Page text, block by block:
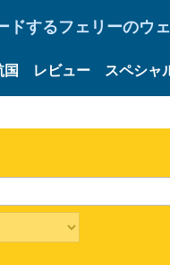
ドするフェリーのウ
国 レビュー スペシャ